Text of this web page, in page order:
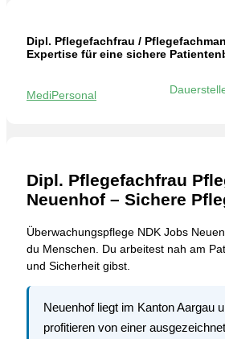
Dipl. Pflegefachfrau /
Expertise für eine sichere
MediPersonal
Dipl. Pflegefachfrau
Neuenhof – Sichere
Überwachungspflege NDK Jobs
du Menschen. Du arbeitest nah am
und Sicherheit gibst.
Neuenhof liegt im Kanton Aargau
profitieren von einer